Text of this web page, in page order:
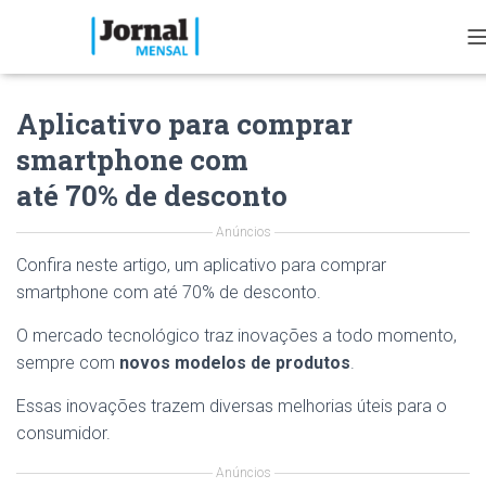
Aplicativo para comprar
smartphone com
até 70% de desconto
Anúncios
Confira neste artigo, um aplicativo para comprar
smartphone com até 70% de desconto.
O mercado tecnológico traz inovações a todo momento,
sempre com novos modelos de produtos.
Essas inovações trazem diversas melhorias úteis para o
consumidor.
Anúncios